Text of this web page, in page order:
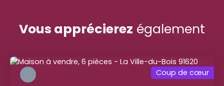
Vous apprécierez également
Coup de cœur